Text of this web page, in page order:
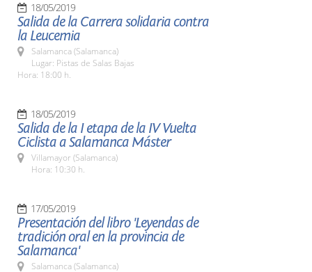
18/05/2019
Salida de la Carrera solidaria contra
la Leucemia
Salamanca (Salamanca)
Lugar: Pistas de Salas Bajas
Hora: 18:00 h.
18/05/2019
Salida de la I etapa de la IV Vuelta
Ciclista a Salamanca Máster
Villamayor (Salamanca)
Hora: 10:30 h.
17/05/2019
Presentación del libro 'Leyendas de
tradición oral en la provincia de
Salamanca'
Salamanca (Salamanca)